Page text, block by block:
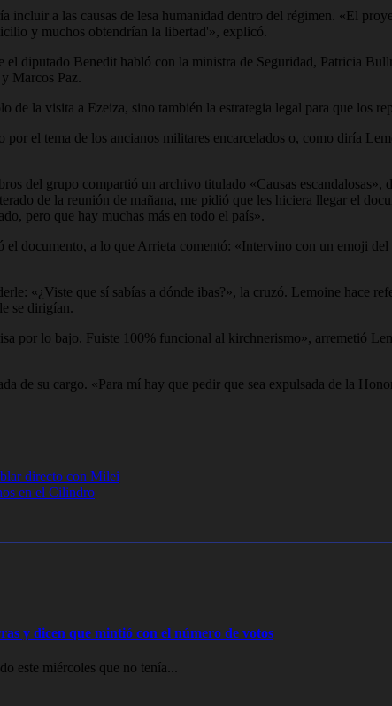
incluir a las causas de lesa humanidad dentro del régimen. «El
y muchos obtendrían la libertad'», explicó.
diputado Benedit habló con la ministra de Seguridad, Patricia
Marcos Paz.
de la visita a Ezeiza, sino también la estrategia legal para que los
el tema de los ancianos militares encarcelados o, como diría
del grupo compartió un archivo titulado «Causas
de la reunión de mañana, me pidió que les hiciera llegar el
pero que hay muchas más en todo el país».
documento, a lo que Arrieta comentó: «Intervino con un emoji
«¿Viste que sí sabías a dónde ibas?», la cruzó. Lemoine hace
se dirigían.
por lo bajo. Fuiste 100% funcional al kirchnerismo», arremetió
de su cargo. «Para mí hay que pedir que sea expulsada de la
directo con Milei
en el Cilindro
y dicen que mintió con el número de votos
este miércoles que no tenía...